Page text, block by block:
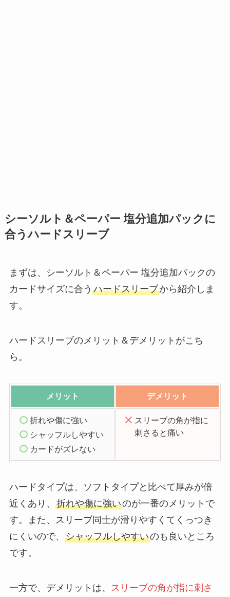
シーソルト＆ペーパー 塩分追加パックに
合うハードスリーブ
まずは、シーソルト＆ペーパー 塩分追加パックの
カードサイズに合う ハードスリーブから紹介しま
す。
ハードスリーブのメリット＆デメリットがこち
ら。
メリット デメリット
折れや傷に強い
シャッフルしやすい
カードがズレない
スリーブの角が指に
刺さると痛い
ハードタイプは、ソフトタイプと比べて厚みが倍
近くあり、 折れや傷に強いのが一番のメリットで
す。また、スリーブ同士が滑りやすくてくっつき
にくいので、 シャッフルしやすいのも良いところ
です。
一方で、デメリットは、 スリーブの角が指に刺さ